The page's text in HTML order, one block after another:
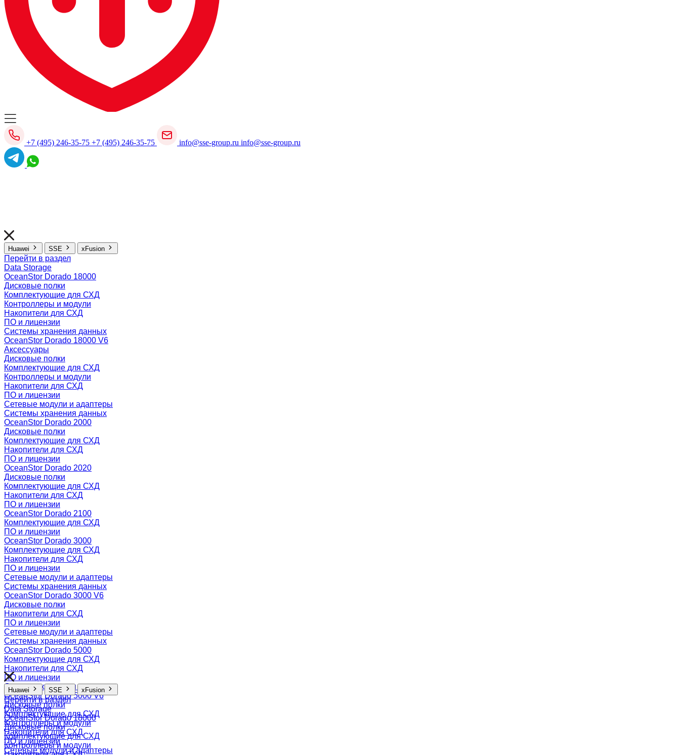
+7 (495) 246-35-75 +7 (495) 246-35-75 info@sse-group.ru info@sse-group.ru
Huawei SSE xFusion
Перейти в раздел
Data Storage
OceanStor Dorado 18000
Дисковые полки
Комплектующие для СХД
Контроллеры и модули
Накопители для СХД
ПО и лицензии
Системы хранения данных
OceanStor Dorado 18000 V6
Аксессуары
Дисковые полки
Комплектующие для СХД
Контроллеры и модули
Накопители для СХД
ПО и лицензии
Сетевые модули и адаптеры
Системы хранения данных
OceanStor Dorado 2000
Дисковые полки
Комплектующие для СХД
Накопители для СХД
ПО и лицензии
OceanStor Dorado 2020
Дисковые полки
Комплектующие для СХД
Накопители для СХД
ПО и лицензии
OceanStor Dorado 2100
Комплектующие для СХД
ПО и лицензии
OceanStor Dorado 3000
Комплектующие для СХД
Накопители для СХД
ПО и лицензии
Сетевые модули и адаптеры
Системы хранения данных
OceanStor Dorado 3000 V6
Дисковые полки
Накопители для СХД
ПО и лицензии
Сетевые модули и адаптеры
Системы хранения данных
OceanStor Dorado 5000
Комплектующие для СХД
Накопители для СХД
ПО и лицензии
Системы хранения данных
OceanStor Dorado 5000 V6
Дисковые полки
Комплектующие для СХД
Контроллеры и модули
Накопители для СХД
ПО и лицензии
Сетевые модули и адаптеры
Huawei SSE xFusion
Перейти в раздел
Data Storage
OceanStor Dorado 18000
Дисковые полки
Комплектующие для СХД
Контроллеры и модули